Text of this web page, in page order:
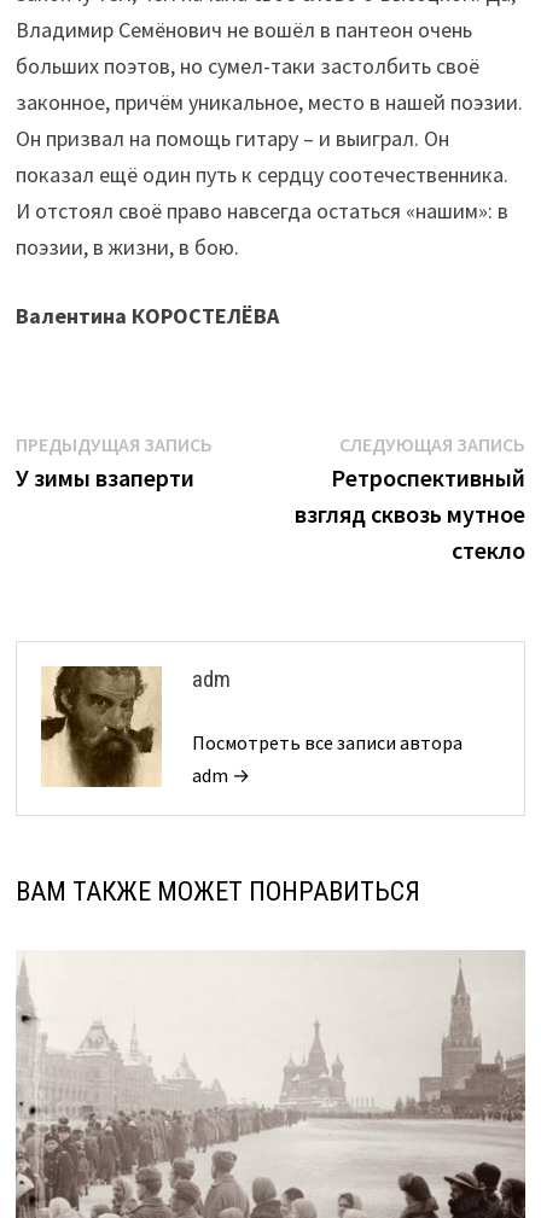
Владимир Семёнович не вошёл в пантеон очень
больших поэтов, но сумел-таки застолбить своё
законное, причём уникальное, место в нашей поэзии.
Он призвал на помощь гитару – и выиграл. Он
показал ещё один путь к сердцу соотечественника.
И отстоял своё право навсегда остаться «нашим»: в
поэзии, в жизни, в бою.
Валентина КОРОСТЕЛЁВА
Навигация
по
ПРЕДЫДУЩАЯ ЗАПИСЬПредыдущая
У зимы взаперти
СЛЕДУЮЩАЯ ЗАПИСЬ
Ретроспективный
взгляд сквозь мутное
стекло
adm
Посмотреть все записи автора
adm →
ВАМ ТАКЖЕ МОЖЕТ ПОНРАВИТЬСЯ